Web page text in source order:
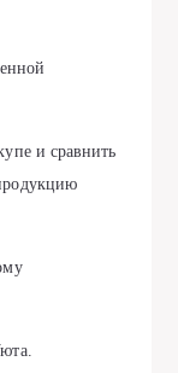
и сравнить